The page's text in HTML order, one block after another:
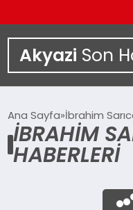
Akyazi Son
SIYASET
Ana Sayfa İbrahim
İBRAHIM
HABERLERI